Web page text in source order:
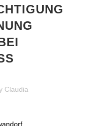
Claudia